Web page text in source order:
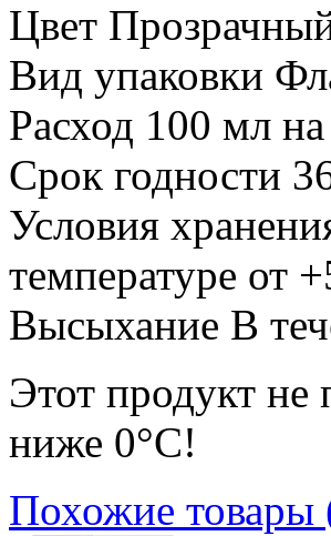
Цвет
Вид упаковки
Расход 100 мл
Срок годности
Условия
температуре от
Высыхание В
Этот продукт не
ниже 0°С!
Похожие товары